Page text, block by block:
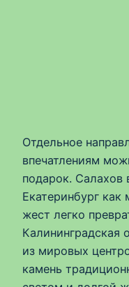
Отдельное
впечатлениям
подарок. Салахов
Екатеринбург как
жест легко
Калининградская
из мировых
камень